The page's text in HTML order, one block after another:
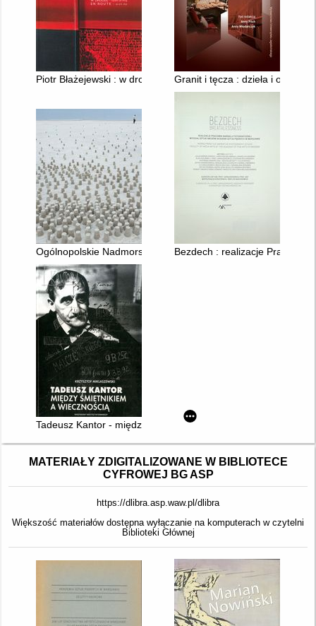
Piotr Błażejewski : w drodze - razem ze mną = en route - with
Granit i tęcza : dzieła i
Ogólnopolskie Nadmorskie Spotkania Wzornictwa "Młody
Bezdech : realizacje Pracowni
Tadeusz Kantor - między śmietnikiem a wiecznością
MATERIAŁY ZDIGITALIZOWANE W BIBLIOTECE
CYFROWEJ BG ASP
https://dlibra.asp.waw.pl/dlibra
Większość materiałów dostępna wyłączanie na komputerach w czytelni
Biblioteki Głównej